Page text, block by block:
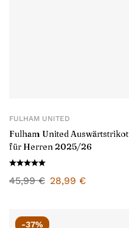
FULHAM UNITED
Fulham United Auswärtstrikot
für Herren 2025/26
45,99€ 28,99 €
-37%